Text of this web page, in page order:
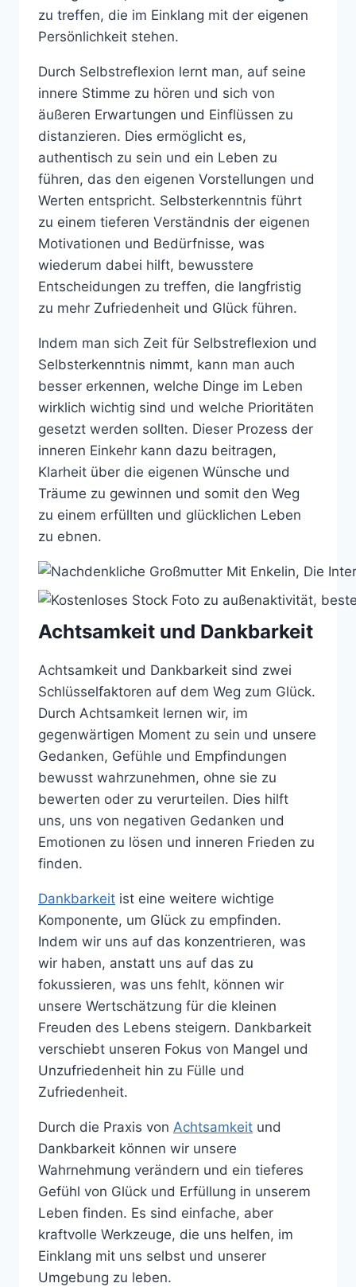
zu treffen, die im Einklang mit der eigenen
Persönlichkeit stehen.
Durch Selbstreflexion lernt man, auf seine
innere Stimme zu hören und sich von
äußeren Erwartungen und Einflüssen zu
distanzieren. Dies ermöglicht es,
authentisch zu sein und ein Leben zu
führen, das den eigenen Vorstellungen und
Werten entspricht. Selbsterkenntnis führt
zu einem tieferen Verständnis der eigenen
Motivationen und Bedürfnisse, was
wiederum dabei hilft, bewusstere
Entscheidungen zu treffen, die langfristig
zu mehr Zufriedenheit und Glück führen.
Indem man sich Zeit für Selbstreflexion und
Selbsterkenntnis nimmt, kann man auch
besser erkennen, welche Dinge im Leben
wirklich wichtig sind und welche Prioritäten
gesetzt werden sollten. Dieser Prozess der
inneren Einkehr kann dazu beitragen,
Klarheit über die eigenen Wünsche und
Träume zu gewinnen und somit den Weg
zu einem erfüllten und glücklichen Leben
zu ebnen.
Achtsamkeit und Dankbarkeit
Achtsamkeit und Dankbarkeit sind zwei
Schlüsselfaktoren auf dem Weg zum Glück.
Durch Achtsamkeit lernen wir, im
gegenwärtigen Moment zu sein und unsere
Gedanken, Gefühle und Empfindungen
bewusst wahrzunehmen, ohne sie zu
bewerten oder zu verurteilen. Dies hilft
uns, uns von negativen Gedanken und
Emotionen zu lösen und inneren Frieden zu
finden.
Dankbarkeit ist eine weitere wichtige
Komponente, um Glück zu empfinden.
Indem wir uns auf das konzentrieren, was
wir haben, anstatt uns auf das zu
fokussieren, was uns fehlt, können wir
unsere Wertschätzung für die kleinen
Freuden des Lebens steigern. Dankbarkeit
verschiebt unseren Fokus von Mangel und
Unzufriedenheit hin zu Fülle und
Zufriedenheit.
Durch die Praxis von Achtsamkeit und
Dankbarkeit können wir unsere
Wahrnehmung verändern und ein tieferes
Gefühl von Glück und Erfüllung in unserem
Leben finden. Es sind einfache, aber
kraftvolle Werkzeuge, die uns helfen, im
Einklang mit uns selbst und unserer
Umgebung zu leben.